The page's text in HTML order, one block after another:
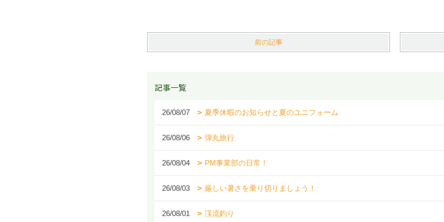
前の記事
記事一覧
26/08/07 夏季休暇のお知らせと夏のユニフォーム
26/08/06 弾丸旅行
26/08/04 PM事業部の日常！
26/08/03 厳しい暑さを乗り切りましょう！
26/08/01 渓流釣り